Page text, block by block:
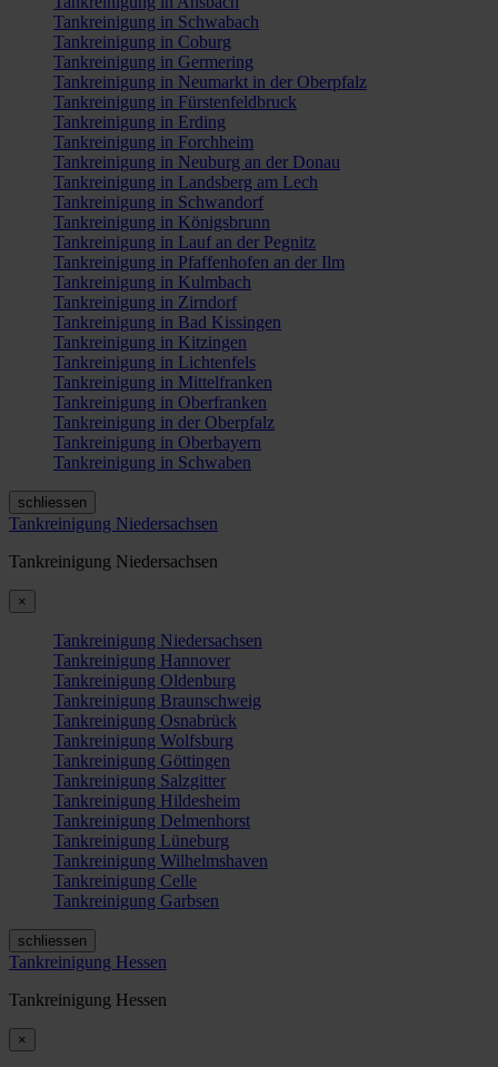
Tankreinigung in Schwabach
Tankreinigung in Coburg
Tankreinigung in Germering
Tankreinigung in Neumarkt in der Oberpfalz
Tankreinigung in Fürstenfeldbruck
Tankreinigung in Erding
Tankreinigung in Forchheim
Tankreinigung in Neuburg an der Donau
Tankreinigung in Landsberg am Lech
Tankreinigung in Schwandorf
Tankreinigung in Königsbrunn
Tankreinigung in Lauf an der Pegnitz
Tankreinigung in Pfaffenhofen an der Ilm
Tankreinigung in Kulmbach
Tankreinigung in Zirndorf
Tankreinigung in Bad Kissingen
Tankreinigung in Kitzingen
Tankreinigung in Lichtenfels
Tankreinigung in Mittelfranken
Tankreinigung in Oberfranken
Tankreinigung in der Oberpfalz
Tankreinigung in Oberbayern
Tankreinigung in Schwaben
schliessen
Tankreinigung Niedersachsen
Tankreinigung Niedersachsen
×
Tankreinigung Niedersachsen
Tankreinigung Hannover
Tankreinigung Oldenburg
Tankreinigung Braunschweig
Tankreinigung Osnabrück
Tankreinigung Wolfsburg
Tankreinigung Göttingen
Tankreinigung Salzgitter
Tankreinigung Hildesheim
Tankreinigung Delmenhorst
Tankreinigung Lüneburg
Tankreinigung Wilhelmshaven
Tankreinigung Celle
Tankreinigung Garbsen
schliessen
Tankreinigung Hessen
Tankreinigung Hessen
×